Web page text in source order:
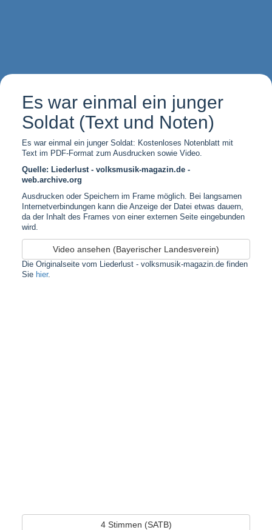
Es war einmal ein junger
Soldat (Text und Noten)
Es war einmal ein junger Soldat: Kostenloses Notenblatt mit
Text im PDF-Format zum Ausdrucken sowie Video.
Quelle: Liederlust - volksmusik-magazin.de -
web.archive.org
Ausdrucken oder Speichern im Frame möglich. Bei langsamen
Internetverbindungen kann die Anzeige der Datei etwas dauern,
da der Inhalt des Frames von einer externen Seite eingebunden
wird.
Video ansehen (Bayerischer Landesverein)
Die Originalseite vom Liederlust - volksmusik-magazin.de finden
Sie hier.
4 Stimmen (SATB)